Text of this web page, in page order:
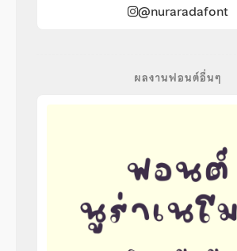
@nuraradafont
ผลงานฟอนต์อื่นๆ